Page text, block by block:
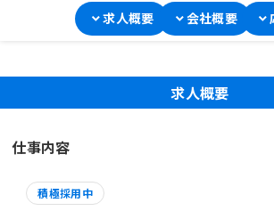
求人概要 会社概要
求人概要
仕事内容
積極採用中